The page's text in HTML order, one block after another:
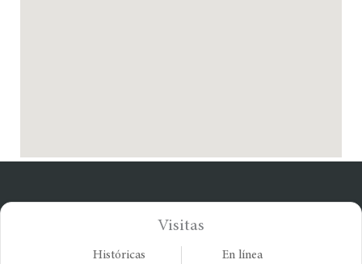
Visitas
Históricas En línea